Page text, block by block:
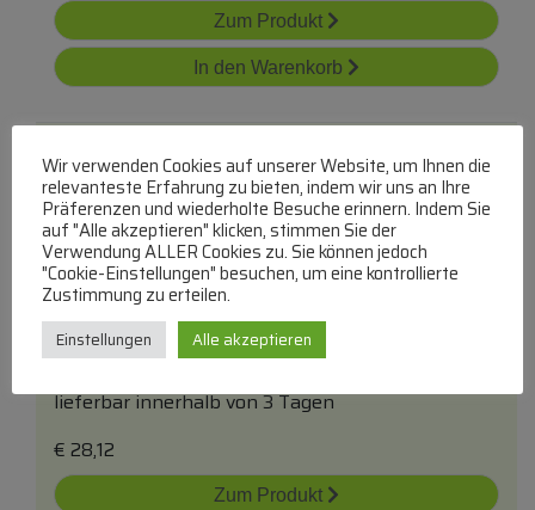
Zum Produkt
In den Warenkorb
4200257 Netzschalter/ Kippschalterfür
Megasat Hd5 Combo
MEGA SAT
lieferbar innerhalb von 3 Tagen
€ 28,12
Zum Produkt
Wir verwenden Cookies auf unserer Website, um Ihnen die
relevanteste Erfahrung zu bieten, indem wir uns an Ihre
Präferenzen und wiederholte Besuche erinnern. Indem Sie
auf "Alle akzeptieren" klicken, stimmen Sie der
Verwendung ALLER Cookies zu. Sie können jedoch
"Cookie-Einstellungen" besuchen, um eine kontrollierte
Zustimmung zu erteilen.
Einstellungen Alle akzeptieren